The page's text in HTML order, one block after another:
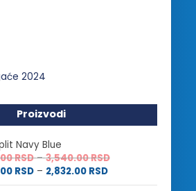
Proizvodi
Navy Blue
RSD – 3,540.00RSDRaspon
od
RSD – 2,832.00 RSDRaspon
cena: